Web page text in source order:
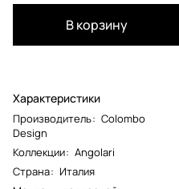
В корзину
Характеристики
Производитель: Colombo
Design
Коллекции: Angolari
Страна: Италия